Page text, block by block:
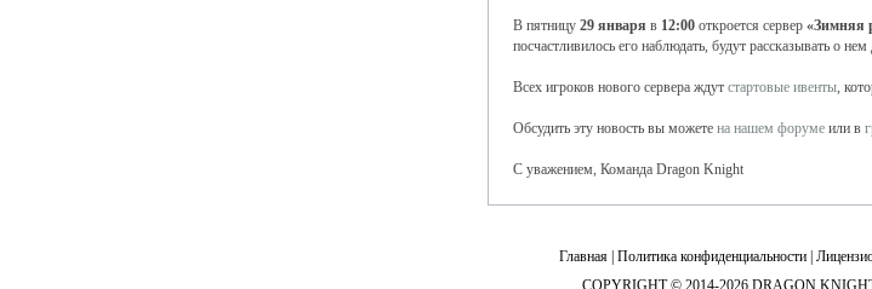
В пятницу 29 января в 12:00 откроется сервер «Зимняя
посчастливилось его наблюдать, будут рассказывать о
Всех игроков нового сервера ждут стартовые ивенты,
Обсудить эту новость вы можете на нашем форуме или в
С уважением, Команда Dragon Knight
Главная Политика конфиденциальности
COPYRIGHT © 2014-2026 DRAGON